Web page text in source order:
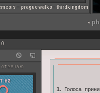
РЕНМАЙ
– prague walks– thirdkingdom
»
1. Голоса